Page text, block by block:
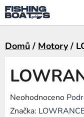
Přejít
na
obsah
Domů / Motory /
Průměrné
hodnocení
Neohodnoceno
Značka: